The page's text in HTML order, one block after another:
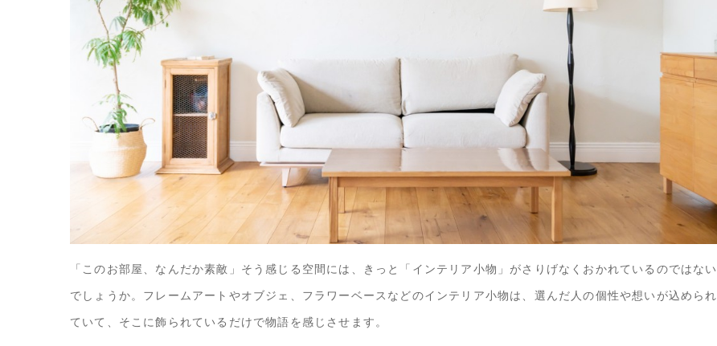
「このお部屋、なんだか素敵」そう感じる空間には、きっと「インテリア小物」がさりげなくおかれているのではない
でしょうか。フレームアートやオブジェ、フラワーベースなどのインテリア小物は、選んだ人の個性や想いが込められ
ていて、そこに飾られているだけで物語を感じさせます。